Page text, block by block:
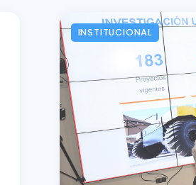
INSTITUCIONAL